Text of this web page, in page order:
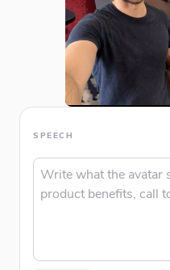
SPEECH